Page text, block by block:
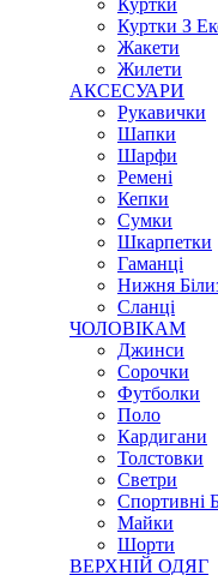
Куртки
Куртки З
Жакети
Жилети
АКСЕСУАРИ
Рукавички
Шапки
Шарфи
Ремені
Кепки
Сумки
Шкарпетки
Гаманці
Нижня
Сланці
ЧОЛОВІКАМ
Джинси
Сорочки
Футболки
Поло
Кардигани
Толстовки
Светри
Спортивні
Майки
Шорти
ВЕРХНІЙ ОДЯГ